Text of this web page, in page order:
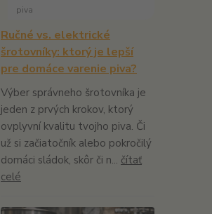
piva
Ručné vs. elektrické
šrotovníky: ktorý je lepší
pre domáce varenie piva?
Výber správneho šrotovníka je
jeden z prvých krokov, ktorý
ovplyvní kvalitu tvojho piva. Či
už si začiatočník alebo pokročilý
domáci sládok, skôr či n... čítať
celé